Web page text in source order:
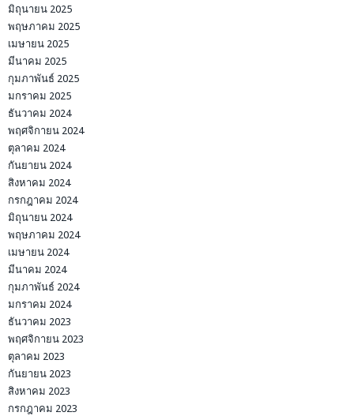
มิถุนายน 2025
พฤษภาคม 2025
เมษายน 2025
มีนาคม 2025
กุมภาพันธ์ 2025
มกราคม 2025
ธันวาคม 2024
พฤศจิกายน 2024
ตุลาคม 2024
กันยายน 2024
สิงหาคม 2024
กรกฎาคม 2024
มิถุนายน 2024
พฤษภาคม 2024
เมษายน 2024
มีนาคม 2024
กุมภาพันธ์ 2024
มกราคม 2024
ธันวาคม 2023
พฤศจิกายน 2023
ตุลาคม 2023
กันยายน 2023
สิงหาคม 2023
กรกฎาคม 2023